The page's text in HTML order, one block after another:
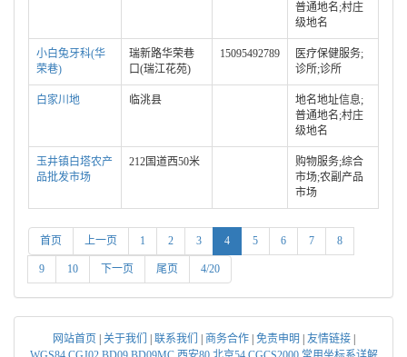
普通地名;村庄
级地名
小白兔牙科(华
荣巷)
瑞新路华荣巷
口(瑞江花苑)
15095492789
医疗保健服务;
诊所;诊所
白家川地 临洮县
地名地址信息;
普通地名;村庄
级地名
玉井镇白塔农产
品批发市场
212国道西50米
购物服务;综合
市场;农副产品
市场
首页 上一页 1 2 3 4 5 6 7 8
9 10 下一页 尾页 4/20
网站首页 关于我们 联系我们 商务合作| 免责申明 友情链接|